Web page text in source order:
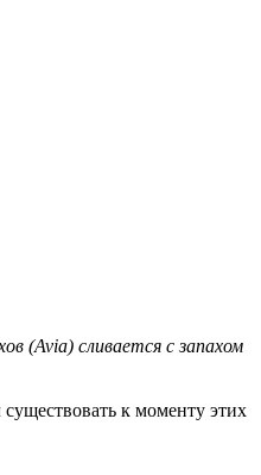
(Avia) сливается с запахом
к моменту этих